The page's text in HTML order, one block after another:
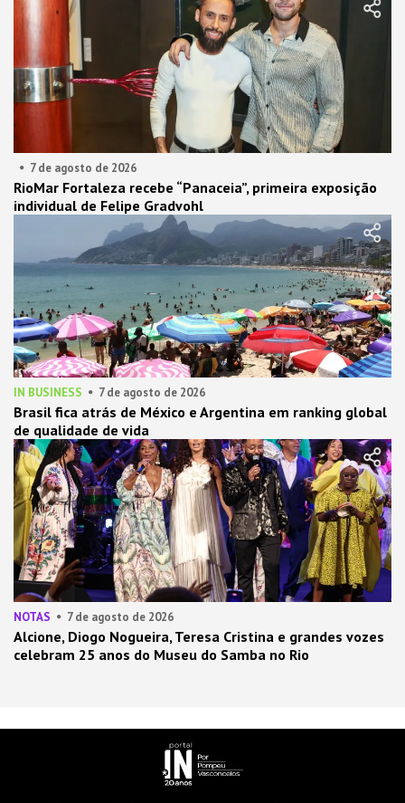
7 de agosto de 2026
RioMar Fortaleza recebe “Panaceia”, primeira exposição
individual de Felipe Gradvohl
IN BUSINESS 7 de agosto de 2026
Brasil fica atrás de México e Argentina em ranking global
de qualidade de vida
NOTAS 7 de agosto de 2026
Alcione, Diogo Nogueira, Teresa Cristina e grandes vozes
celebram 25 anos do Museu do Samba no Rio